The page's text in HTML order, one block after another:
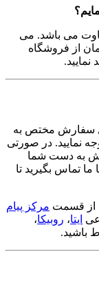
می باشد. می
از فروشگاه
سفارش مختص به
نمایید. در صورتی
به دست شما
ما تماس بگیرید تا
از قسمت مرکز پیام
ایتا، روبیکا،
باشید.